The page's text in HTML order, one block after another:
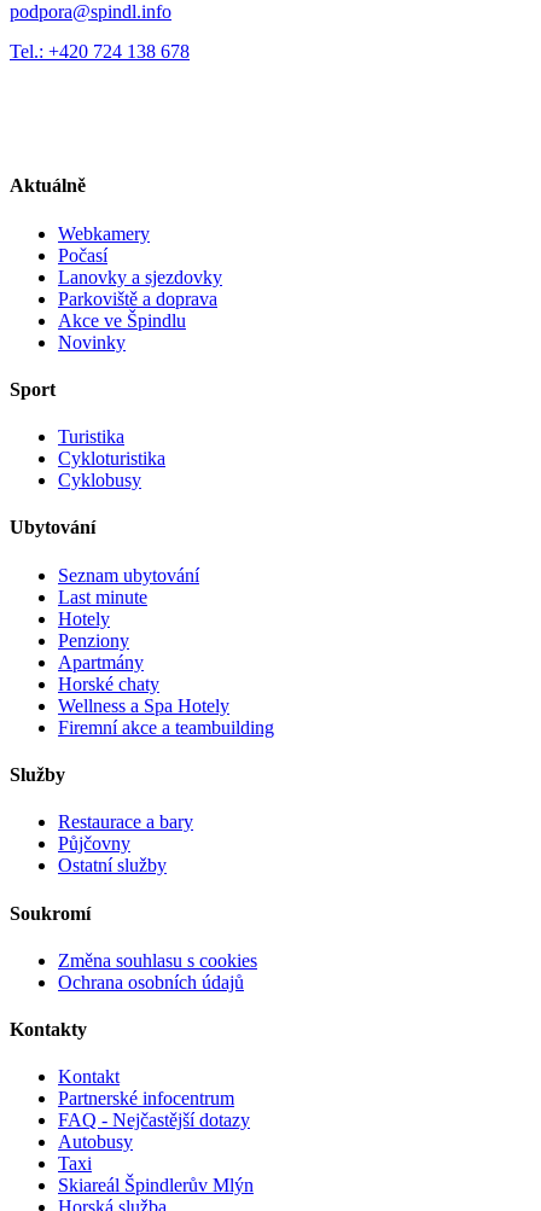
podpora@spindl.info
Tel.: +420 724 138 678
Aktuálně
Webkamery
Počasí
Lanovky a sjezdovky
Parkoviště a doprava
Akce ve Špindlu
Novinky
Sport
Turistika
Cykloturistika
Cyklobusy
Ubytování
Seznam ubytování
Last minute
Hotely
Penziony
Apartmány
Horské chaty
Wellness a Spa Hotely
Firemní akce a teambuilding
Služby
Restaurace a bary
Půjčovny
Ostatní služby
Soukromí
Změna souhlasu s cookies
Ochrana osobních údajů
Kontakty
Kontakt
Partnerské infocentrum
FAQ - Nejčastější dotazy
Autobusy
Taxi
Skiareál Špindlerův Mlýn